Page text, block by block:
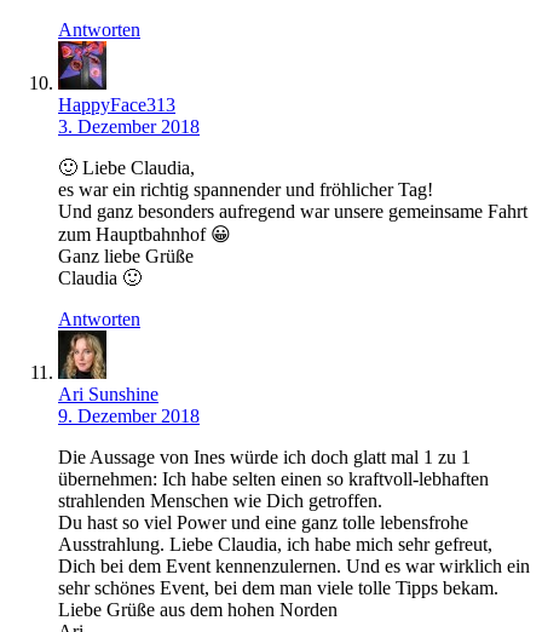
Antworten
HappyFace313
3. Dezember 2018
🙂 Liebe Claudia,
es war ein richtig spannender und fröhlicher Tag!
Und ganz besonders aufregend war unsere gemeinsame Fahrt
zum Hauptbahnhof 😀
Ganz liebe Grüße
Claudia 🙂
Antworten
Ari Sunshine
9. Dezember 2018
Die Aussage von Ines würde ich doch glatt mal 1 zu 1
übernehmen: Ich habe selten einen so kraftvoll-lebhaften
strahlenden Menschen wie Dich getroffen.
Du hast so viel Power und eine ganz tolle lebensfrohe
Ausstrahlung. Liebe Claudia, ich habe mich sehr gefreut,
Dich bei dem Event kennenzulernen. Und es war wirklich ein
sehr schönes Event, bei dem man viele tolle Tipps bekam.
Liebe Grüße aus dem hohen Norden